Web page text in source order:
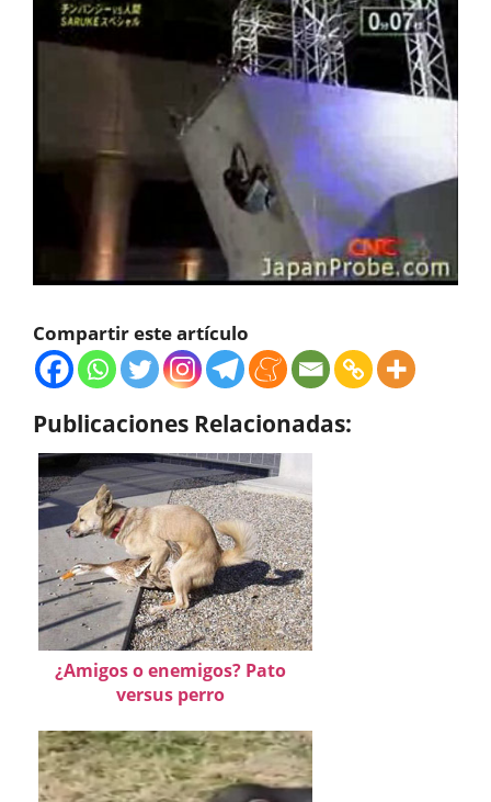
Compartir este artículo
Publicaciones Relacionadas:
¿Amigos o enemigos? Pato
versus perro